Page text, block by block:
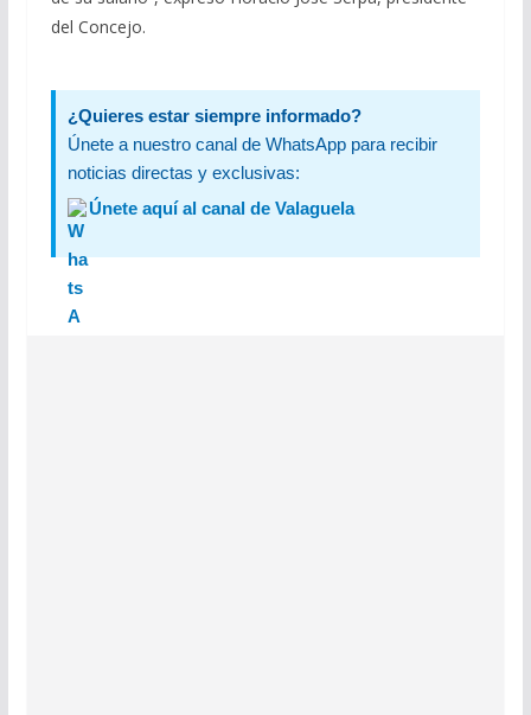
del Concejo.
¿Quieres estar siempre informado?
Únete a nuestro canal de WhatsApp para recibir
noticias directas y exclusivas:
Únete aquí al canal de Valaguela